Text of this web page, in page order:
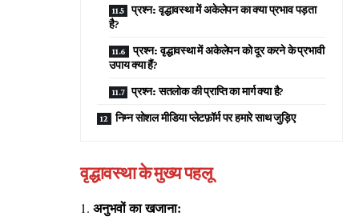
प्रश्न: वृद्धावस्था में अकेलेपन का क्या प्रभाव पड़ता
है?
प्रश्न: वृद्धावस्था में अकेलेपन को दूर करने के प्रभावी
उपाय क्या हैं?
प्रश्न: सतलोक की प्राप्ति का मार्ग क्या है?
निम्न सोशल मीडिया प्लेटफ़ॉर्म पर हमारे साथ जुड़िए
वृद्धावस्था के मुख्य पहलू
अनुभवों का खजाना: